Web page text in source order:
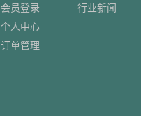
会员登录
个人中心
订单管理
行业新闻